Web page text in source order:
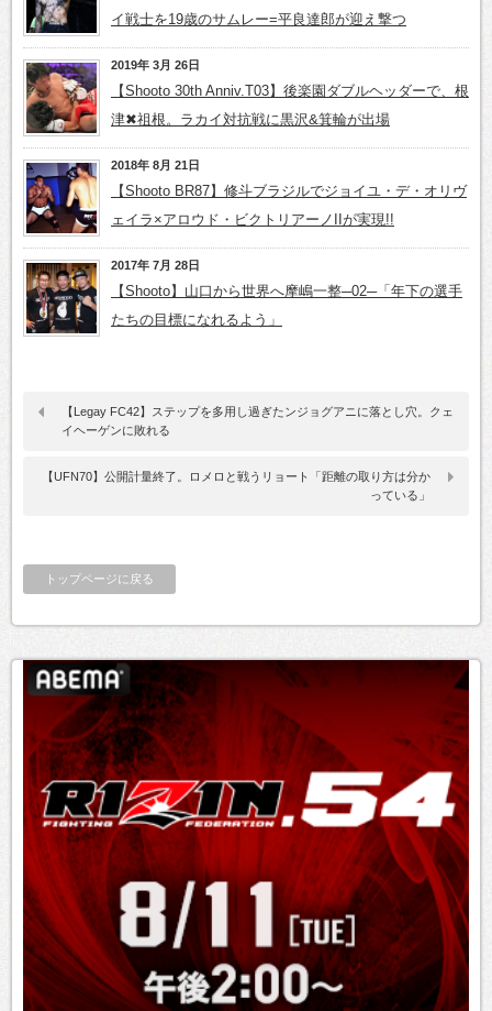
イ戦士を19歳のサムレー=平良達郎が迎え撃つ
2019年 3月 26日
【Shooto 30th Anniv.T03】後楽園ダブルヘッダーで、根
津✖祖根。ラカイ対抗戦に黒沢&箕輪が出場
2018年 8月 21日
【Shooto BR87】修斗ブラジルでジョイユ・デ・オリヴ
ェイラ×アロウド・ビクトリアーノIIが実現!!
2017年 7月 28日
【Shooto】山口から世界へ摩嶋一整─02─「年下の選手
たちの目標になれるよう」
【Legay FC42】ステップを多用し過ぎたンジョグアニに落とし穴。クェ
イヘーゲンに敗れる
【UFN70】公開計量終了。ロメロと戦うリョート「距離の取り方は分か
っている」
トップページに戻る